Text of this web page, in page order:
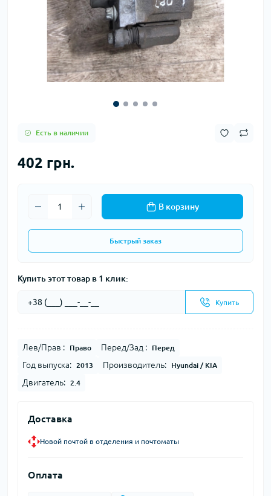
Есть в наличии
402 грн.
В корзину
Быстрый заказ
Купить этот товар в 1 клик:
Купить
Лев/Прав : Право Перед/Зад : Перед
Год выпуска: 2013 Производитель: Hyundai / KIA
Двигатель: 2.4
Доставка
Новой почтой в отделения и почтоматы
Оплата